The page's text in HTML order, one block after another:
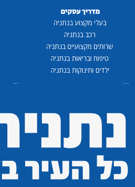
מדריך עסקים
בעלי מקצוע בנתניה
רכב בנתניה
שרותים מקצועיים בנתניה
טיפוח ובריאות בנתניה
ילדים ותינוקות בנתניה